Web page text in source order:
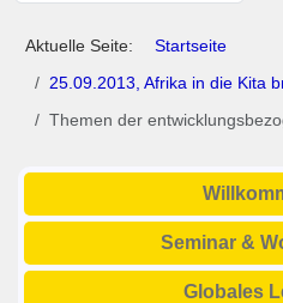
Aktuelle Seite:
Startseite
25.09.2013, Afrika in die Kita
Themen der
Seminar &
Globales